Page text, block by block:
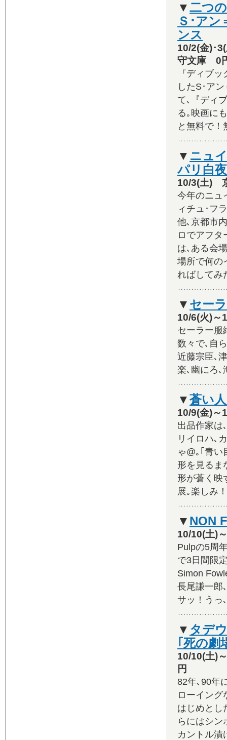
▼二つ
Ｓ･ア
ンス
10/2(金)･
守文庫 0
『ディブ
したS･ア
て､『ディ
る｡映画に
と無料で！
▼ ニュ
パリ白
10/3(土)
今年のニュ
ィチュ･フ
他､京都市
ロでアフタ
は､ある会
場所で何の
ればしてみ
▼ セー
10/6(火)
セーラー服
数々で､自
近藤宗臣､
楽､幽にろ､
▼蒼い
10/9(金)
出品作家は
リイロハ､
ゃ@｡｢青い
形を見るま
形が蒼く映
展｡楽しみ！
▼ NON
10/10(土)
Pulpの5周
で3日間限
Simon
長尾謙一郎
サッ！うっ
▼ タデ
｢死の
10/10(土)
円
82年､90年
ローイング
はじめとし
らにはシン
カントル漬